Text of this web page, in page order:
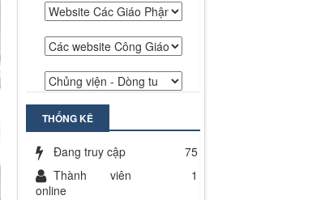
THỐNG KÊ
Đang truy cập
75
Thành viên
online
1